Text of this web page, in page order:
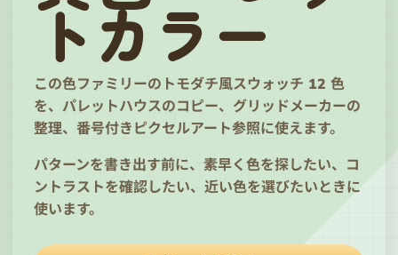
トカラー
この色ファミリーのトモダチ風スウォッチ 12 色
を、パレットハウスのコピー、グリッドメーカーの
整理、番号付きピクセルアート参照に使えます。
パターンを書き出す前に、素早く色を探したい、コ
ントラストを確認したい、近い色を選びたいときに
使います。